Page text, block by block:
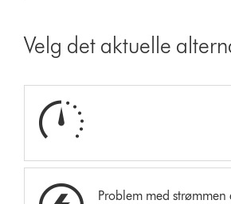
Velg det aktuelle
Problem med strømmen